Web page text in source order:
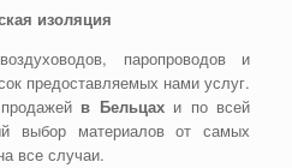
изоляция
паропроводов и
предоставляемых нами услуг.
в Бельцахи по всей
выбор материалов от самых
все случаи.